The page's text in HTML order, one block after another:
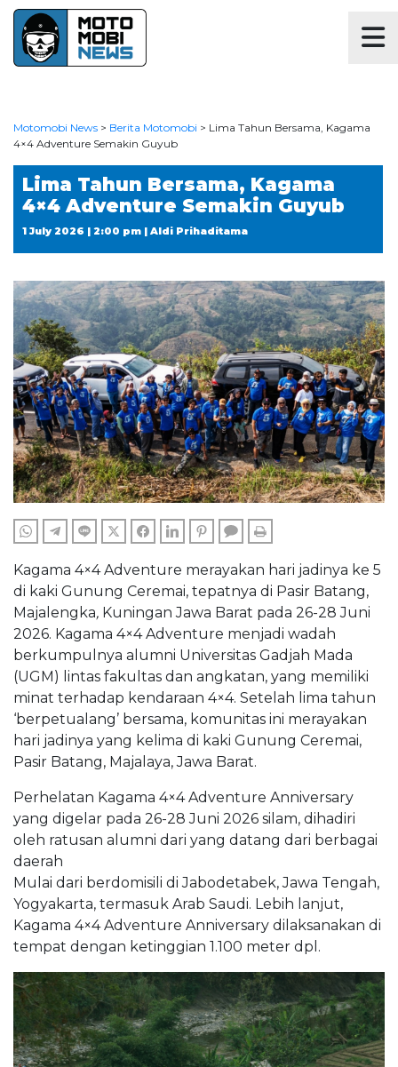
Motomobi News > Berita Motomobi > Lima Tahun Bersama, Kagama
4×4 Adventure Semakin Guyub
Lima Tahun Bersama, Kagama
4×4 Adventure Semakin Guyub
1 July 2026 | 2:00 pm | Aldi Prihaditama
WHATSAPPTELEGRAM
LINE TWITTERFACEBOOKLINKEDINPINTERESTCOMMENTS
Kagama 4×4 Adventure merayakan hari jadinya ke 5
di kaki Gunung Ceremai, tepatnya di Pasir Batang,
Majalengka, Kuningan Jawa Barat pada 26-28 Juni
2026. Kagama 4×4 Adventure menjadi wadah
berkumpulnya alumni Universitas Gadjah Mada
(UGM) lintas fakultas dan angkatan, yang memiliki
minat terhadap kendaraan 4×4. Setelah lima tahun
‘berpetualang’ bersama, komunitas ini merayakan
hari jadinya yang kelima di kaki Gunung Ceremai,
Pasir Batang, Majalaya, Jawa Barat.
Perhelatan Kagama 4×4 Adventure Anniversary
yang digelar pada 26-28 Juni 2026 silam, dihadiri
oleh ratusan alumni dari yang datang dari berbagai
daerah
Mulai dari berdomisili di Jabodetabek, Jawa Tengah,
Yogyakarta, termasuk Arab Saudi. Lebih lanjut,
Kagama 4×4 Adventure Anniversary dilaksanakan di
tempat dengan ketinggian 1.100 meter dpl.